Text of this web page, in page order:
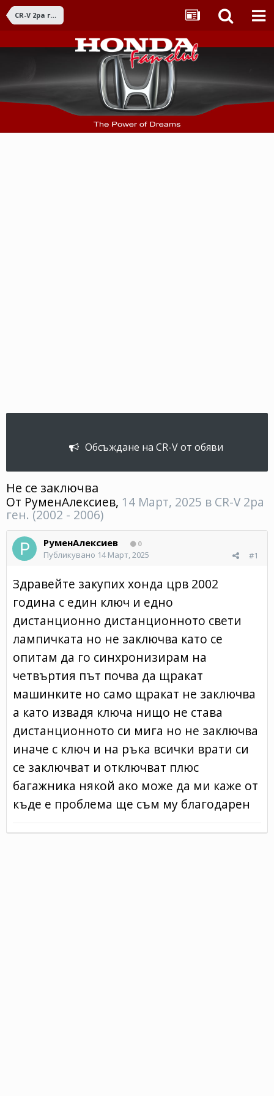
CR-V 2ра ген. (2002 - 2006)
Обсъждане на CR-V от обяви
Не се заключва
От РуменАлексиев, 14 Март, 2025 в CR-V 2ра
ген. (2002 - 2006)
РуменАлексиев 0
#1
Публикувано 14 Март, 2025
Здравейте закупих хонда црв 2002
година с един ключ и едно
дистанционно дистанционното свети
лампичката но не заключва като се
опитам да го синхронизирам на
четвъртия път почва да щракат
машинките но само щракат не заключва
а като извадя ключа нищо не става
дистанционното си мига но не заключва
иначе с ключ и на ръка всички врати си
се заключват и отключват плюс
багажника някой ако може да ми каже от
къде е проблема ще съм му благодарен